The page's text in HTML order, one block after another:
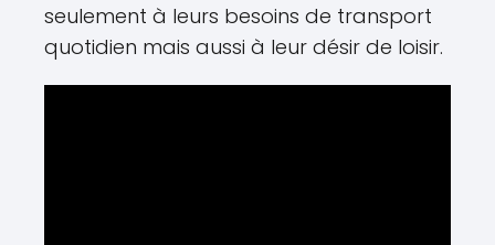
seulement à leurs besoins de transport
quotidien mais aussi à leur désir de loisir.